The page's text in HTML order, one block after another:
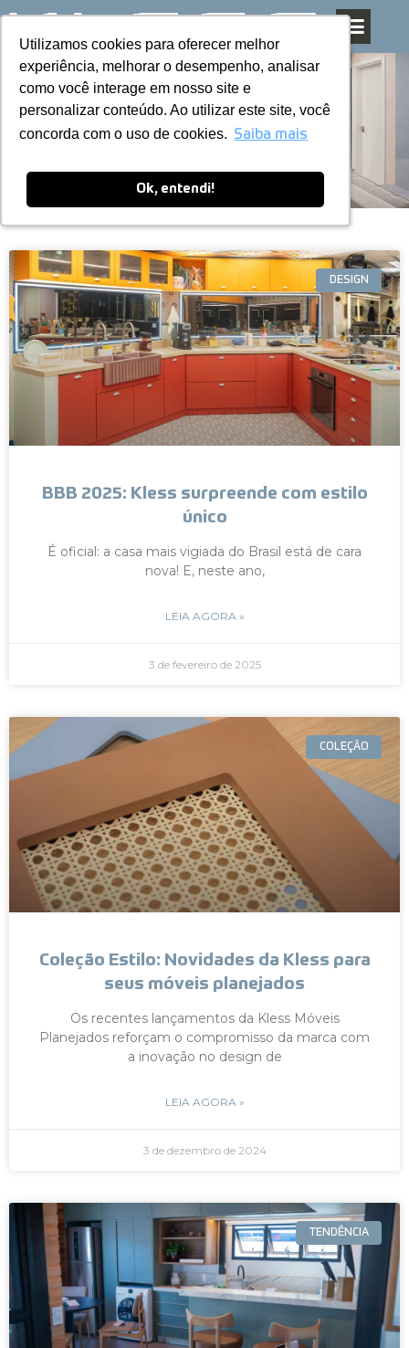
Utilizamos cookies para oferecer melhor
experiência, melhorar o desempenho, analisar
como você interage em nosso site e
personalizar conteúdo. Ao utilizar este site, você
concorda com o uso de cookies. Saiba mais
Ok, entendi!
Utilizamos cookies para oferecer melhor
experiência, melhorar o desempenho, analisar
como você interage em nosso site e
personalizar conteúdo. Ao utilizar este site, você
concorda com o uso de cookies. Saiba mais
Ok, entendi!
Pular
para
o
conteúdo
Blog
DESIGN
BBB 2025: Kless surpreende com estilo
único
É oficial: a casa mais vigiada do Brasil está de cara
nova! E, neste ano,
LEIA AGORA »
3 de fevereiro de 2025
COLEÇÃO
Coleção Estilo: Novidades da Kless para
seus móveis planejados
Os recentes lançamentos da Kless Móveis
Planejados reforçam o compromisso da marca com
a inovação no design de
LEIA AGORA »
3 de dezembro de 2024
TENDÊNCIA